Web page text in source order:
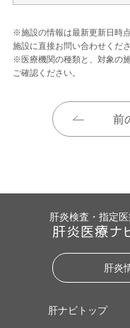
※施設の情報は最新更新日時
施設に直接お問い合わせくださ
※医療機関の種類と、対象の
ご確認ください。
前
肝炎検査・指定
肝炎医療ナ
肝炎
肝ナビトップ